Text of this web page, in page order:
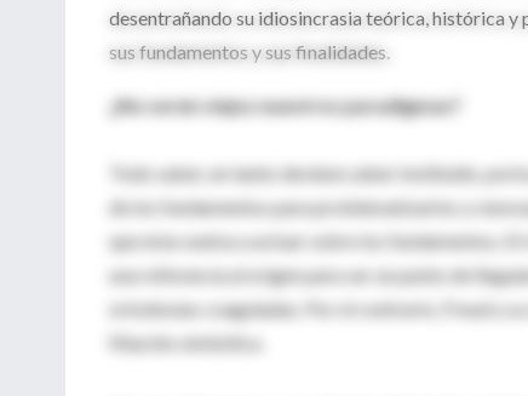
desentrañando su idiosincrasia teórica, histórica y
sus fundamentos y sus finalidades.
¿No serán viejos nuestros paradigmas?
Todo saber, en tanto deviene saber instituido,
de los fundamentos para problematizarlos y
que ésta vuelva a actuar sobre los fundamentos.
una referencia al origen para ser un punto de
ortodoxias coaguladas. Por el contrario, Freud y
filiación simbólica.